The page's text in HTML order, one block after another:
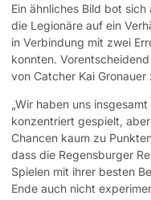
Ein ähnliches Bild bot
die Legionäre auf ein
in Verbindung mit zwei
konnten.
von Catcher Kai
„Wir haben uns
konzentriert gespielt,
Chancen kaum zu
dass die Regensburger
Spielen mit ihrer besten
Ende auch nicht